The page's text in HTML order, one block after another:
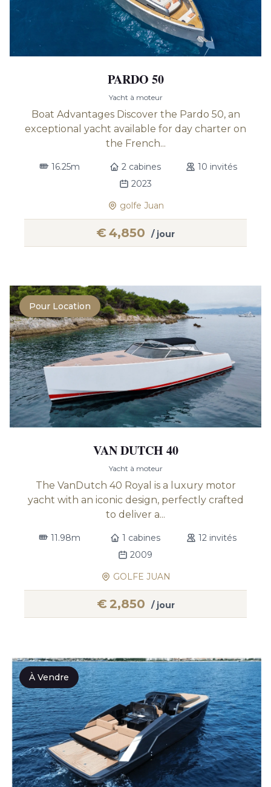
PARDO 50
Yacht à moteur
Boat Advantages Discover the Pardo 50, an
exceptional yacht available for day charter on
the French...
16.25m 2 cabines
10 invités
2023
golfe Juan
€4,850 / jour
Pour Location
VAN DUTCH 40
Yacht à moteur
The VanDutch 40 Royal is a luxury motor
yacht with an iconic design, perfectly crafted
to deliver a...
11.98m 1 cabines
12 invités
2009
GOLFE JUAN
€2,850 / jour
À Vendre